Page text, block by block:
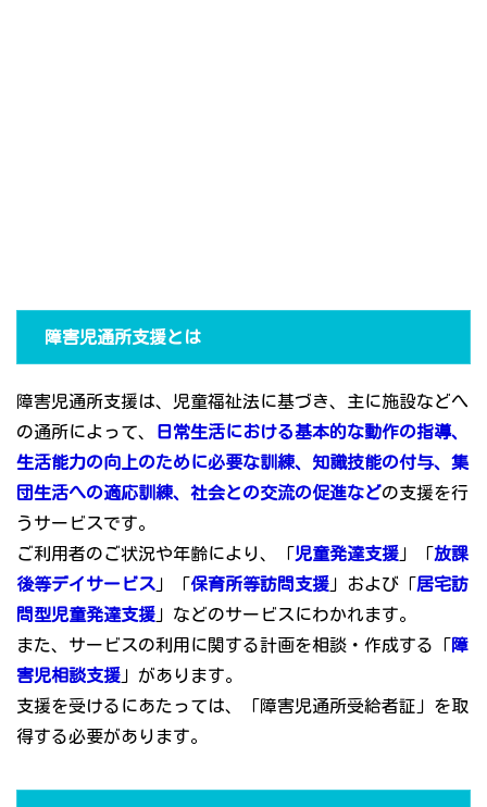
障害児通所支援とは
障害児通所支援は、児童福祉法に基づき、主に施設などへ
の通所によって、
日常生活における基本的な動作の指導、
生活能力の向上のために必要な訓練、知識技能の付与、集
団生活への適応訓練、社会との交流の促進などの支援を行
うサービスです。
ご利用者のご状況や年齢により、「児童発達支援 」「放課
後等デイサービス 」「保育所等訪問支援 」および「居宅訪
問型児童発達支援 」などのサービスにわかれます。
また、サービスの利用に関する計画を相談・作成する「障
害児相談支援 」があります。
支援を受けるにあたっては、「障害児通所受給者証」を取
得する必要があります。